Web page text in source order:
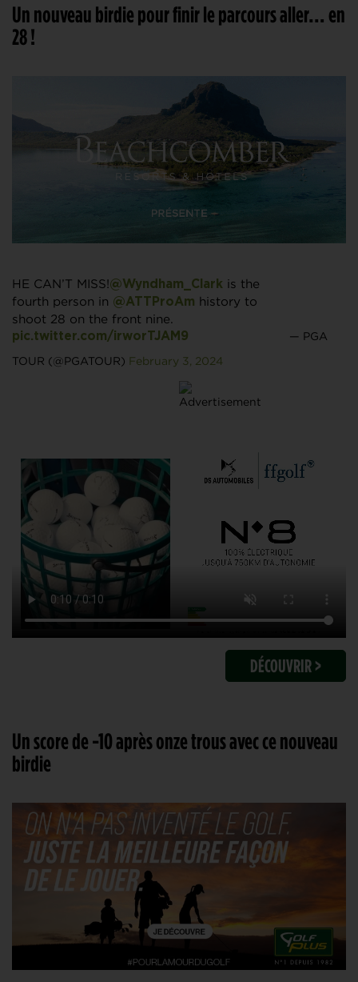
Un nouveau birdie pour finir le parcours aller… en
28 !
HE CAN’T MISS!@Wyndham_Clark is the
fourth person in @ATTProAm history to
shoot 28 on the front nine.
pic.twitter.com/irworTJAM9 — PGA
TOUR (@PGATOUR) February 3, 2024
DÉCOUVRIR >
Un score de -10 après onze trous avec ce nouveau
birdie